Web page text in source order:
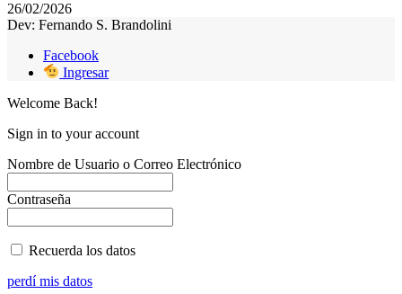
26/02/2026
Dev: Fernando S. Brandolini
Facebook
Ingresar
Welcome Back!
Sign in to your account
Nombre de Usuario o Correo Electrónico
Contraseña
Recuerda los datos
perdí mis datos